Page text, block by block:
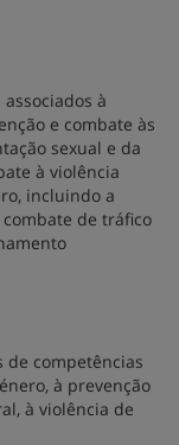
à
e combate às
sexual e da
à violência
incluindo a
de tráfico
de competências
à prevenção
à violência de